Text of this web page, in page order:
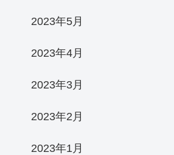
2023年5月
2023年4月
2023年3月
2023年2月
2023年1月